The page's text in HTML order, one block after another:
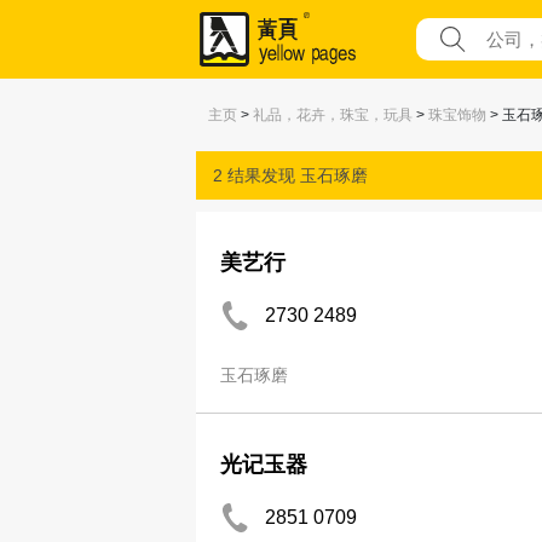
主页 > 礼品，花卉，珠宝，玩具 > 珠宝饰物 > 玉石
2 结果发现 玉石琢磨
美艺行
2730 2489
玉石琢磨
光记玉器
2851 0709